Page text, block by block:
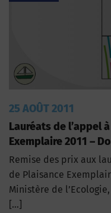
25 AOÛT 2011
Lauréats de l’appel
Exemplaire 2011 –
Remise des prix aux
de Plaisance
Ministère de
[…]